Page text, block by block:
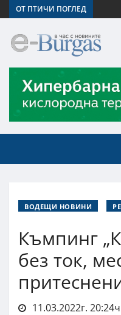
ОТ ПТИЧИ ПОГЛЕД
ВОДЕЩИ НОВИНИ
Къмпинг
без ток,
11.03.2022г.